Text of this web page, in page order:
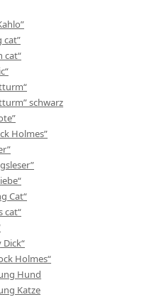
cat”
cat“
schwarz
Holmes”
Cat“
cat“
Dick“
Holmes“
Hund
Katze